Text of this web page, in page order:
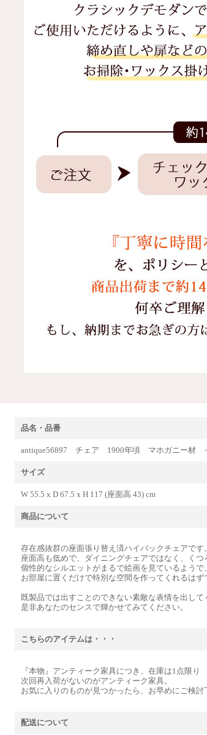
品名・品番
antique56897 チェア 1900年頃 マホガニー材
サイズ
W 55.5 x D 67.5 x H 117 (座面高 43) cm
商品について
存在感抜群の座面張り替え済ハイバックチェアです。
座面高も低めで、ダイニングチェアではなく、く
個性的なシルエットがまるで絵画を見ているようで
お部屋に置くだけで特別な空間を作ってくれるはず
既製品では出すことのできない素敵な表情を出して
是非あなたのセンスで輝かせてみてください。
こちらのアイテムは・・・
『本物』アンティーク家具につき、在庫は1点限り
次回再入荷がないのがアンティーク家具。
お気に入りのものが見つかったら、お早めにご検討
配送について